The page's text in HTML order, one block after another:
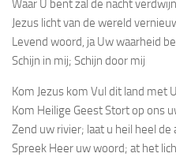
Waar U bent zal de nacht
Jezus licht van de wereld
Levend woord, ja Uw waarheid
Schijn in mij; Schijn door mij
Kom Jezus kom Vul dit land met
Kom Heilige Geest Stort op ons
Zend uw rivier; laat u heil heel de
Spreek Heer uw woord; at het